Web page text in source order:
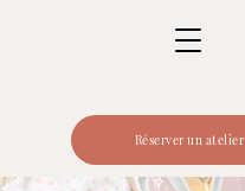
Réserver un atelier